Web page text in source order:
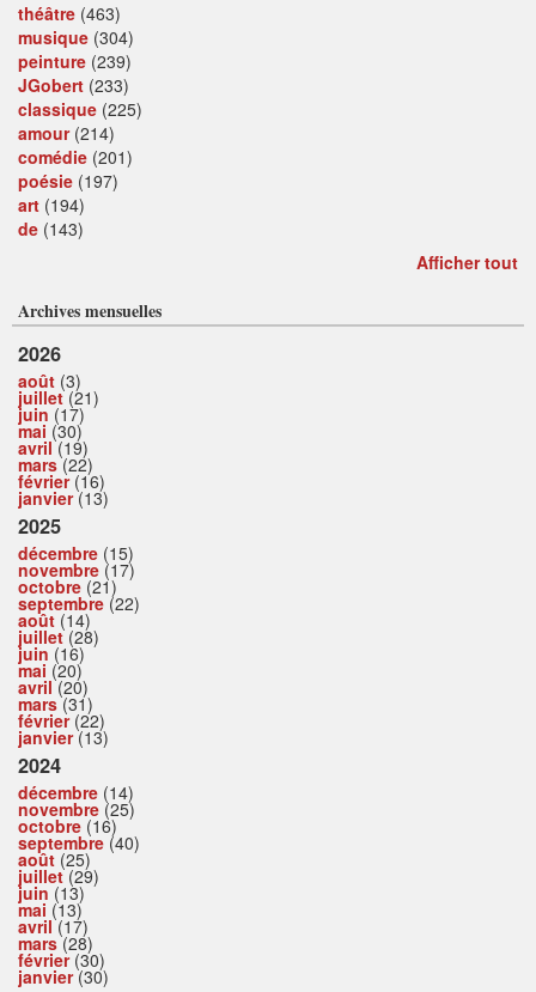
théâtre (463)
musique (304)
peinture (239)
JGobert (233)
classique (225)
amour(214)
comédie (201)
poésie (197)
art (194)
de (143)
Afficher tout
Archives mensuelles
2026
août (3)
juillet(21)
juin (17)
mai (30)
avril(19)
mars(22)
février(16)
janvier(13)
2025
décembre (15)
novembre (17)
octobre (21)
septembre (22)
août (14)
juillet(28)
juin (16)
mai (20)
avril(20)
mars(31)
février(22)
janvier(13)
2024
décembre (14)
novembre (25)
octobre (16)
septembre (40)
août (25)
juillet(29)
juin (13)
mai (13)
avril(17)
mars(28)
février(30)
janvier(30)